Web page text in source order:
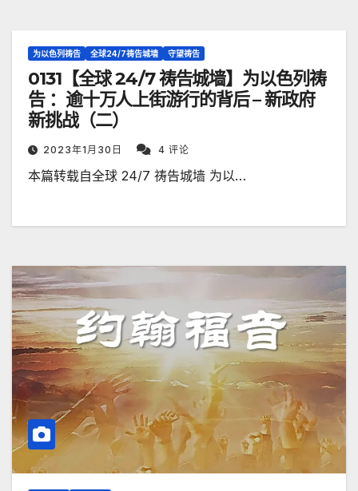
为以色列祷告 全球24/7祷告城墙 守望祷告
0131【全球 24/7 祷告城墙】为以色列祷
告 ：逾十万人上街游行的背后 – 新政府
新挑战（二）
2023年1月30日 4 评论
本篇转载自全球 24/7 祷告城墙 为以…